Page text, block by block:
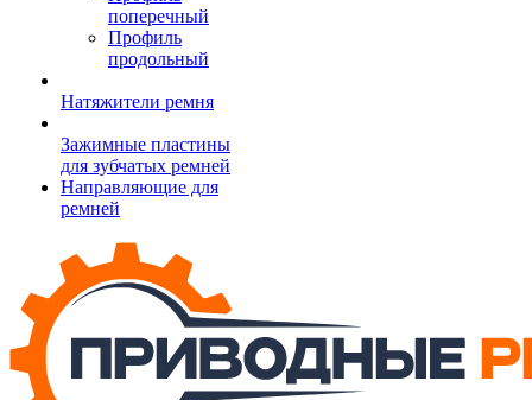
поперечный
Профиль
продольный
Натяжители ремня
Зажимные пластины
для зубчатых ремней
Направляющие для
ремней